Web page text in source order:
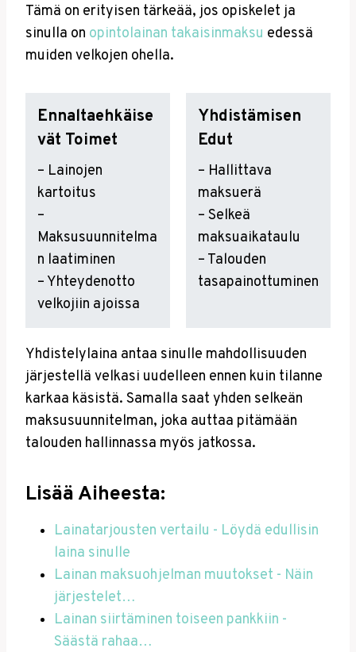
Tämä on erityisen tärkeää, jos opiskelet ja
sinulla on opintolainan takaisinmaksu edessä
muiden velkojen ohella.
Ennaltaehkäise
Vät Toimet
– Lainojen
kartoitus
–
Maksusuunnitelma
n laatiminen
– Yhteydenotto
velkojiin ajoissa
Yhdistämisen
Edut
– Hallittava
maksuerä
– Selkeä
maksuaikataulu
– Talouden
tasapainottuminen
Yhdistelylaina antaa sinulle mahdollisuuden
järjestellä velkasi uudelleen ennen kuin tilanne
karkaa käsistä. Samalla saat yhden selkeän
maksusuunnitelman, joka auttaa pitämään
talouden hallinnassa myös jatkossa.
Lisää Aiheesta:
Lainatarjousten vertailu - Löydä edullisin
laina sinulle
Lainan maksuohjelman muutokset - Näin
järjestelet…
Lainan siirtäminen toiseen pankkiin -
Säästä rahaa…